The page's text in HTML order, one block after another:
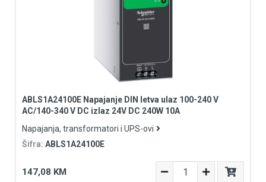
ABLS1A24100E Napajanje DIN letva ulaz 100-240 V
AC/140-340 V DC izlaz 24V DC 240W 10A
Napajanja, transformatori i UPS-ovi
Šifra: ABLS1A24100E
147,08 KM